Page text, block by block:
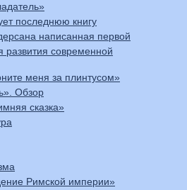
последнюю книгу
написанная первой
современной
меня за плинтусом»
Обзор
сказка»
Римской империи»